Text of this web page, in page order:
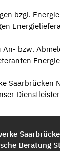
bzgl.
An- bzw.
Saarbrücken
Beratung